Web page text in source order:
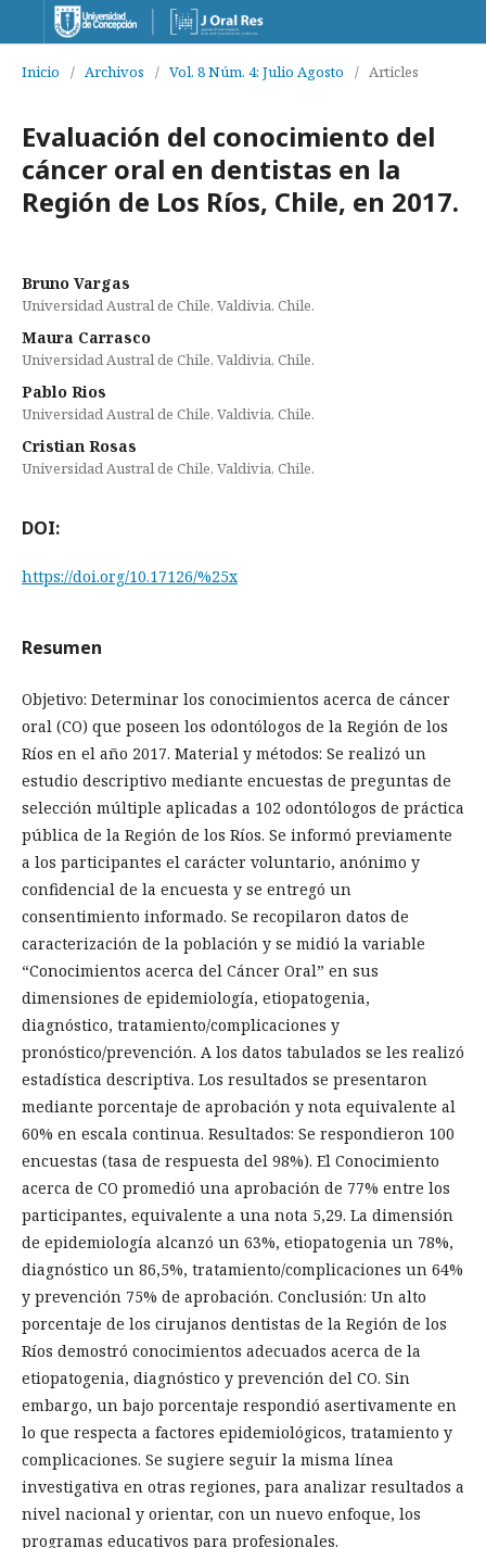
Inicio / Archivos / Vol. 8 Núm. 4: Julio Agosto / Articles
Evaluación del conocimiento del
cáncer oral en dentistas en la
Región de Los Ríos, Chile, en 2017.
Bruno Vargas
Universidad Austral de Chile, Valdivia, Chile.
Maura Carrasco
Universidad Austral de Chile, Valdivia, Chile.
Pablo Rios
Universidad Austral de Chile, Valdivia, Chile.
Cristian Rosas
Universidad Austral de Chile, Valdivia, Chile.
DOI:
https://doi.org/10.17126/%25x
Resumen
Objetivo: Determinar los conocimientos acerca de cáncer
oral (CO) que poseen los odontólogos de la Región de los
Ríos en el año 2017. Material y métodos: Se realizó un
estudio descriptivo mediante encuestas de preguntas de
selección múltiple aplicadas a 102 odontólogos de práctica
pública de la Región de los Ríos. Se informó previamente
a los participantes el carácter voluntario, anónimo y
confidencial de la encuesta y se entregó un
consentimiento informado. Se recopilaron datos de
caracterización de la población y se midió la variable
“Conocimientos acerca del Cáncer Oral” en sus
dimensiones de epidemiología, etiopatogenia,
diagnóstico, tratamiento/complicaciones y
pronóstico/prevención. A los datos tabulados se les realizó
estadística descriptiva. Los resultados se presentaron
mediante porcentaje de aprobación y nota equivalente al
60% en escala continua. Resultados: Se respondieron 100
encuestas (tasa de respuesta del 98%). El Conocimiento
acerca de CO promedió una aprobación de 77% entre los
participantes, equivalente a una nota 5,29. La dimensión
de epidemiología alcanzó un 63%, etiopatogenia un 78%,
diagnóstico un 86,5%, tratamiento/complicaciones un 64%
y prevención 75% de aprobación. Conclusión: Un alto
porcentaje de los cirujanos dentistas de la Región de los
Ríos demostró conocimientos adecuados acerca de la
etiopatogenia, diagnóstico y prevención del CO. Sin
embargo, un bajo porcentaje respondió asertivamente en
lo que respecta a factores epidemiológicos, tratamiento y
complicaciones. Se sugiere seguir la misma línea
investigativa en otras regiones, para analizar resultados a
nivel nacional y orientar, con un nuevo enfoque, los
programas educativos para profesionales.